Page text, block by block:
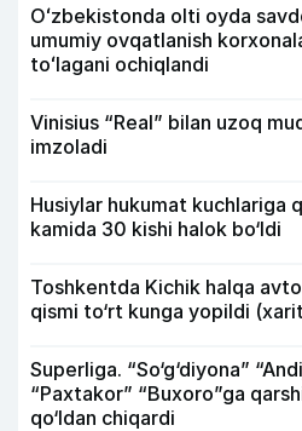
Oʻzbekistonda olti oyda
umumiy ovqatlanish
toʻlagani ochiqlandi
Vinisius “Real” bilan uzoq
imzoladi
Husiylar hukumat kuchlariga
kamida 30 kishi halok bo‘ldi
Toshkentda Kichik halqa
qismi to‘rt kunga yopildi
Superliga. “So‘g‘diyona”
“Paxtakor” “Buxoro”ga
qo‘ldan chiqardi